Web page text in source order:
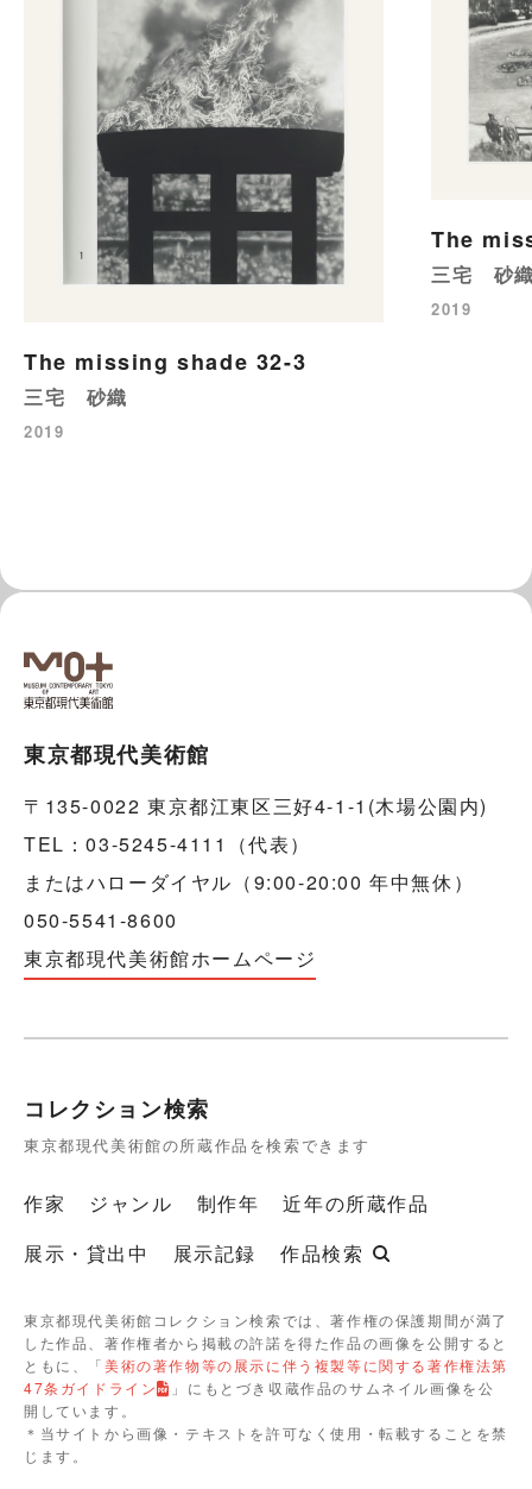
The missing shade 32-3
三宅 砂織
2019
The
三宅 砂
2019
東京都現代美術館
〒135-0022 東京都江東区三好4-1-1(木場公園内)
TEL：03-5245-4111（代表）
またはハローダイヤル（9:00-20:00 年中無休）
050-5541-8600
東京都現代美術館ホームページ
コレクション検索
東京都現代美術館の所蔵作品を検索できます
作家 ジャンル 制作年
近年の所蔵作品
展示・貸出中
展示記録 作品検索
東京都現代美術館コレクション検索では、著作権の保護期間が満了
した作品、著作権者から掲載の許諾を得た作品の画像を公開すると
ともに、「美術の著作物等の展示に伴う複製等に関する著作権法第
47条ガイドライン
」にもとづき収蔵作品のサムネイル画像を公
開しています。
＊当サイトから画像・テキストを許可なく使用・転載することを禁
じます。